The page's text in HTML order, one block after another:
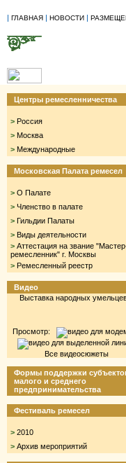
| ГЛАВНАЯ | НОВОСТИ |
Центры ремесленничества
> Россия
> Москва
> Международные
Московская Палата ремесел
> О Палате
> Членство в палате
> Гильдии Палаты
> Виды деятельности
> Аттестация на звание
ремесленник" г. Москвы
> Ремесленный реестр
Видео
Выставка народных
Просмотр:
Все видеосюжеты
Формы поддержки
малого и среднего
предпринимательства
Фестиваль ремесел
> 2010
> Архив мероприятий